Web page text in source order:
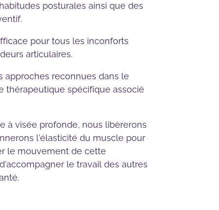
posturales ainsi que des
pour tous les inconforts
articulaires.
approches reconnues dans le
thérapeutique spécifique associé
à visée profonde, nous libèrerons
l’élasticité du muscle pour
le mouvement de cette
le travail des autres